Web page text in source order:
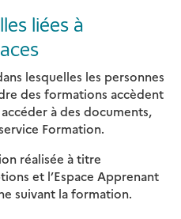
liées à
lesquelles les personnes
des formations accèdent
à des documents,
Formation.
réalisée à titre
et l’Espace Apprenant
suivant la formation.